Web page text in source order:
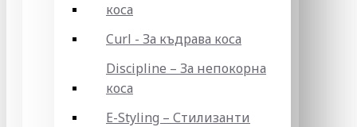
коса
Curl - За къдрава коса
Discipline – За непокорна
коса
E-Styling – Стилизанти